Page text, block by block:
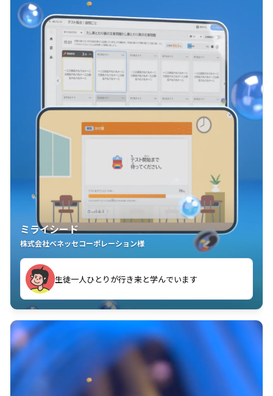
ミライシード
株式会社ベネッセコーポレーション様
生徒一人ひとりが行き来と学んでいます
教室中の児童生徒が「問題が解けてうれしい」「解く
ことが楽しい」を実感しています